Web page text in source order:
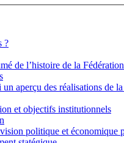
?
de l’histoire de la
un aperçu des réalisations de
et objectifs institutionnels
politique et économique